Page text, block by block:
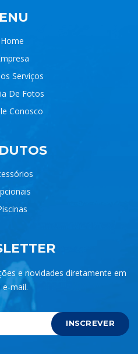
Home
Serviços
De Fotos
Conosco
e novidades diretamente em
e-mail.
INSCREVER